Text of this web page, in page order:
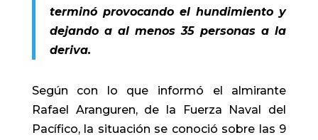
terminó provocando el hundimiento y
dejando a al menos 35 personas a la
deriva.
Según con lo que informó el almirante
Rafael Aranguren, de la Fuerza Naval del
Pacífico, la situación se conoció sobre las 9